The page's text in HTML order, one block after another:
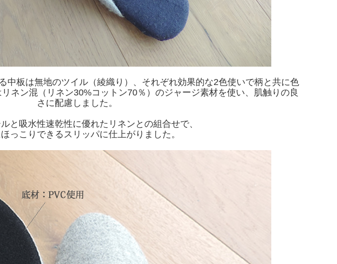
中板は無地のツイル（綾織り）、それぞれ効果的な2色使いで柄と共に色
ネン混（リネン30%コットン70％）のジャージ素材を使い、肌触りの良
さに配慮しました。
と吸水性速乾性に優れたリネンとの組合せで、
っこりできるスリッパに仕上がりました。